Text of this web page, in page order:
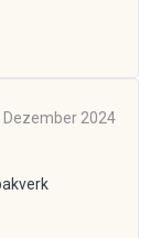
Dezember 2024